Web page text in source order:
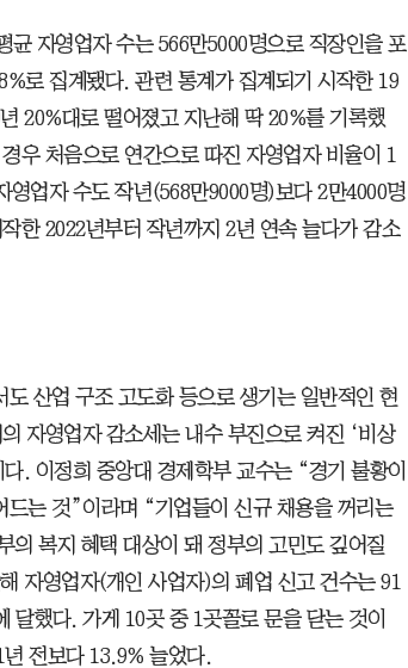
자영업자 수는 566만5000명으로 직장인을 포
로 집계됐다. 관련 통계가 집계되기 시작한 19
20%대로 떨어졌고 지난해 딱 20%를 기록했
우 처음으로 연간으로 따진 자영업자 비율이 1
업자 수도 작년(568만9000명)보다 2만4000명
한 2022년부터 작년까지 2년 연속 늘다가 감소
산업 구조 고도화 등으로 생기는 일반적인 현
자영업자 감소세는 내수 부진으로 켜진 ‘비상
. 이정희 중앙대 경제학부 교수는 “경기 불황이
는 것”이라며 “기업들이 신규 채용을 꺼리는
의 복지 혜택 대상이 돼 정부의 고민도 깊어질
자영업자(개인 사업자)의 폐업 신고 건수는 91
달했다. 가게 10곳 중 1곳꼴로 문을 닫는 것이
전보다 13.9% 늘었다.